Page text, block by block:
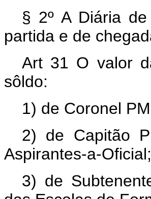
§ 2º A Diária
partida e de
Art 31 O valor
sôldo:
1) de Coronel
2) de Capitão
Aspirantes-a-Oficial;
3) de